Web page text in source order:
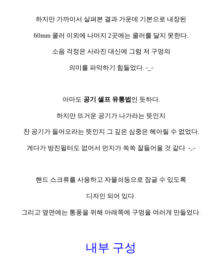
하지만 가까이서 살펴본 결과 가운데 기본으로 내장된
60mm 쿨러 이외에 나머지 2곳에는 쿨러를 달지 못한다.
소음 걱정은 사라진 대신에 그럼 저 구멍의
의미를 파악하기 힘들었다. -_-
아마도 공기 셀프 유통법 인 듯하다.
하지만 뜨거운 공기가 나가라는 뜻인지
찬 공기가 들어오라는 뜻인지 그 깊은 심중은 헤아릴 수 없었다.
게다가 방진필터도 없어서 먼지가 쏙쏙 잘들어올 것 같다 -,.-
핸드 스크류를 사용하고 자물쇠등으로 잠글 수 있도록
디자인 되어 있다.
그리고 옆면에는 통풍을 위해 아래쪽에 구멍을 여러개 만들었다.
내부 구성